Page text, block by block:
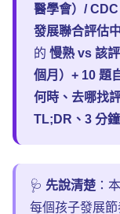
醫學會）/
發展聯合評估
的 慢熟 vs 該
個月）+ 10 題
何時、去哪找
TL;DR、3 分
🩺 先說清楚 ：
每個孩子發展